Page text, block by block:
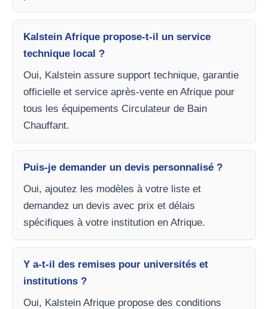
Kalstein Afrique propose-t-il un service
technique local ?
Oui, Kalstein assure support technique, garantie
officielle et service après-vente en Afrique pour
tous les équipements Circulateur de Bain
Chauffant.
Puis-je demander un devis personnalisé ?
Oui, ajoutez les modèles à votre liste et
demandez un devis avec prix et délais
spécifiques à votre institution en Afrique.
Y a-t-il des remises pour universités et
institutions ?
Oui, Kalstein Afrique propose des conditions